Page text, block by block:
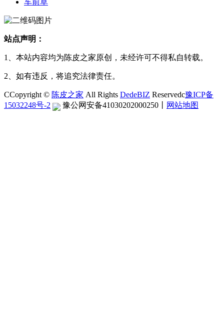
车前草
站点声明：
1、本站内容均为陈皮之家原创，未经许可不得私自转载。
2、如有违反，将追究法律责任。
CCopyright © 陈皮之家 All Rights DedeBIZ Reservedc豫ICP备
15032248号-2
豫公网安备41030202000250 网站地图